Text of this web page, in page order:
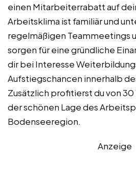
einen Mitarbeiterrabatt auf
Arbeitsklima ist familiär und
regelmäßigen Teammeetings
sorgen für eine gründliche
dir bei Interesse
Aufstiegschancen innerhalb
Zusätzlich profitierst du von 30
der schönen Lage des
Bodenseeregion.
Anzeige